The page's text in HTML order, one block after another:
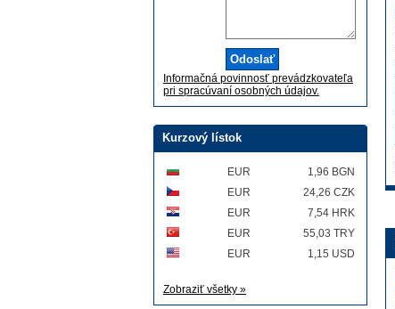
Informačná povinnosť prevádzkovateľa
pri spracúvaní osobných údajov.
Kurzový lístok
EUR
1,96 BGN
EUR
24,26 CZK
EUR
7,54 HRK
EUR
55,03 TRY
EUR
1,15 USD
Zobraziť všetky »